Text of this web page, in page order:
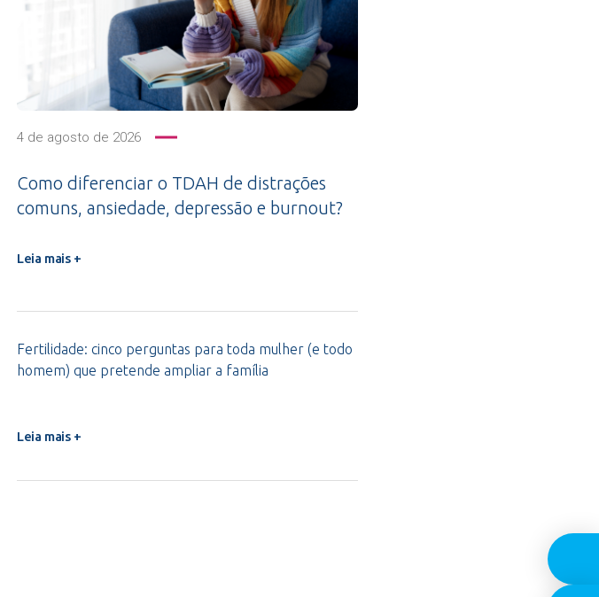
4 de agosto de 2026
Como diferenciar o TDAH de distrações
comuns, ansiedade, depressão e burnout?
Leia mais +
Fertilidade: cinco perguntas para toda mulher (e todo
homem) que pretende ampliar a família
Leia mais +